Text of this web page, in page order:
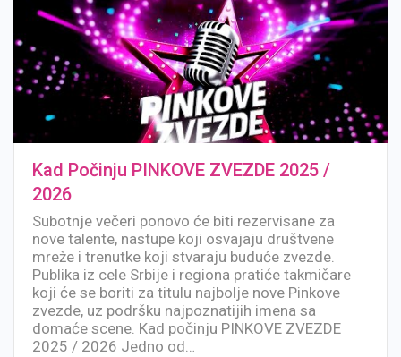
Kad Počinju PINKOVE ZVEZDE 2025 /
2026
Subotnje večeri ponovo će biti rezervisane za
nove talente, nastupe koji osvajaju društvene
mreže i trenutke koji stvaraju buduće zvezde.
Publika iz cele Srbije i regiona pratiće takmičare
koji će se boriti za titulu najbolje nove Pinkove
zvezde, uz podršku najpoznatijih imena sa
domaće scene. Kad počinju PINKOVE ZVEZDE
2025 / 2026 Jedno od…